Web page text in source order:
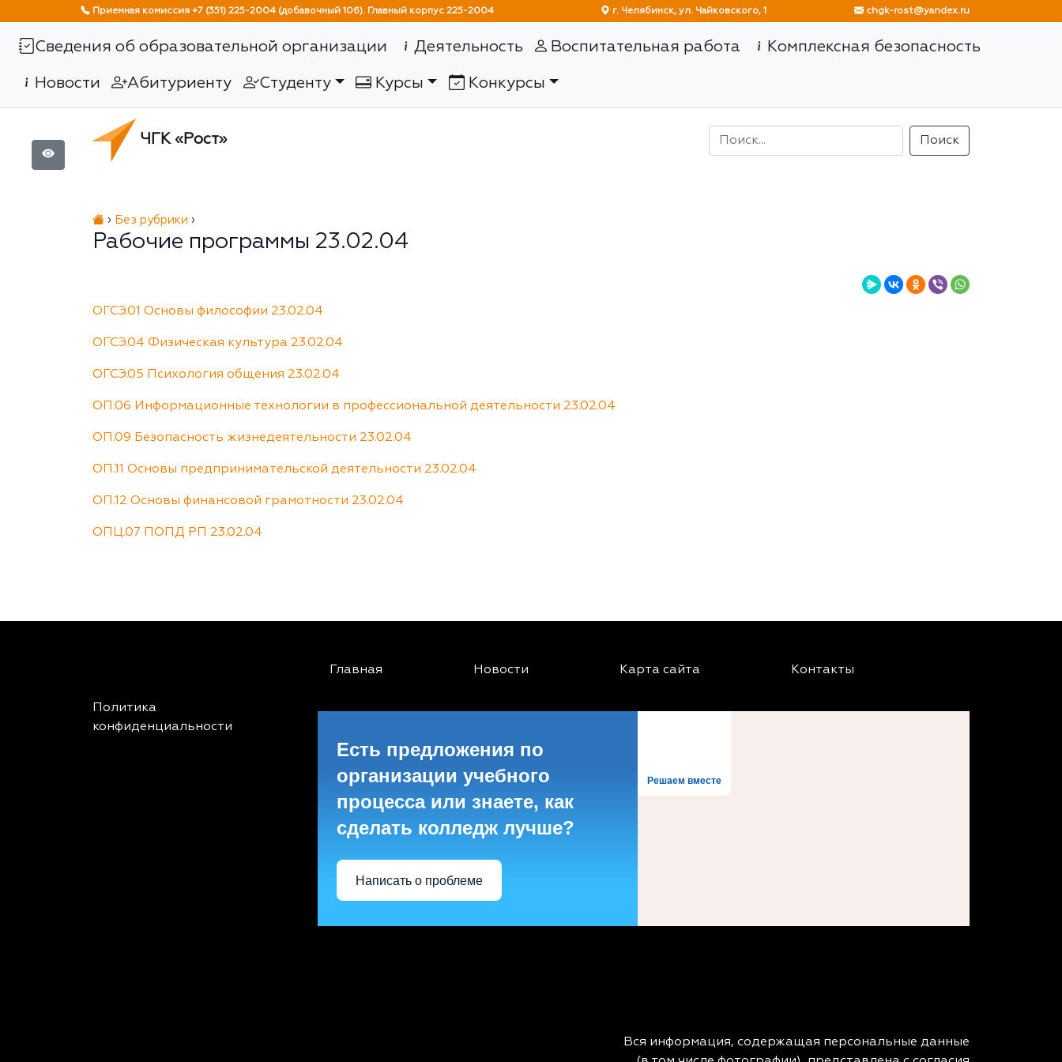
Приемная комиссия +7 (351) 225-2004 (добавочный 106). Главный корпус 225-2004 г. Челябинск, ул. Чайковского, 1 chgk-rost@yandex.ru
Сведения об образовательной организации (current)
Деятельность Воспитательная работа Комплексная безопасность
Новости Абитуриенту Студенту Курсы Конкурсы
ЧГК «Рост» Поиск
› Без рубрики ›
Рабочие программы 23.02.04
ОГСЭ.01 Основы философии 23.02.04
ОГСЭ.04 Физическая культура 23.02.04
ОГСЭ.05 Психология общения 23.02.04
ОП.06 Информационные технологии в профессиональной деятельности 23.02.04
ОП.09 Безопасность жизнедеятельности 23.02.04
ОП.11 Основы предпринимательской деятельности 23.02.04
ОП.12 Основы финансовой грамотности 23.02.04
ОПЦ.07 ПОПД РП 23.02.04
Политика
конфиденциальности
Главная Новости Карта сайта Контакты
Решаем вместе
Есть предложения по
организации учебного
процесса или знаете, как
сделать колледж лучше?
Написать о проблеме
Вся информация, содержащая персональные данные